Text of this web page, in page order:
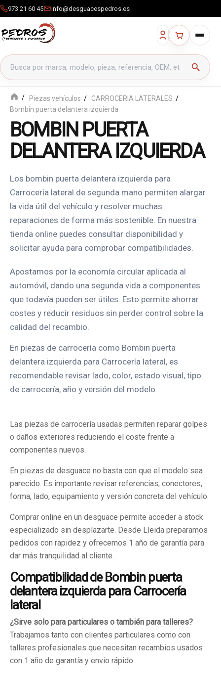
973 21 60 45 info@desguacespedros.es
Buscar productos
search
Piezas vehículos
CARROCERIA LATERALES
Bombin puerta delantera izquierda
BOMBIN PUERTA
DELANTERA IZQUIERDA
Los bombin puerta delantera izquierda para
Carrocería lateral de segunda mano permiten alargar
la vida útil del vehículo y resolver muchas
reparaciones de forma más sostenible. En nuestra
tienda online puedes consultar disponibilidad y
solicitar ayuda para comprobar compatibilidades.
Apostamos por la economía circular aplicada al
automóvil, dando una segunda vida a componentes
que todavía pueden ser útiles. Esto permite ahorrar
costes y reducir residuos sin perder control sobre la
calidad del recambio.
En piezas de carrocería como Bombin puerta
delantera izquierda para Carrocería lateral, es
recomendable revisar lado, color, estado visual, tipo
de carrocería, año y versión del modelo.
Las piezas de carrocería usadas permiten reparar golpes
o daños exteriores reduciendo el coste frente a
componentes nuevos.
En piezas de desguace no basta con que el modelo sea
parecido. Es importante revisar referencias, conectores,
forma, lado, equipamiento y versión concreta del vehículo.
Comprar online en un desguace permite acceder a stock
especializado sin desplazarte. Desde Lleida preparamos
pedidos con rapidez y ofrecemos 1 año de garantía para
dar más tranquilidad al cliente.
Compatibilidad de Bombin puerta
delantera izquierda para Carrocería
lateral
¿Sirve solo para particulares o también para talleres?
Trabajamos tanto con clientes particulares como con
talleres profesionales que necesitan recambios usados
con 1 año de garantía y envío rápido.